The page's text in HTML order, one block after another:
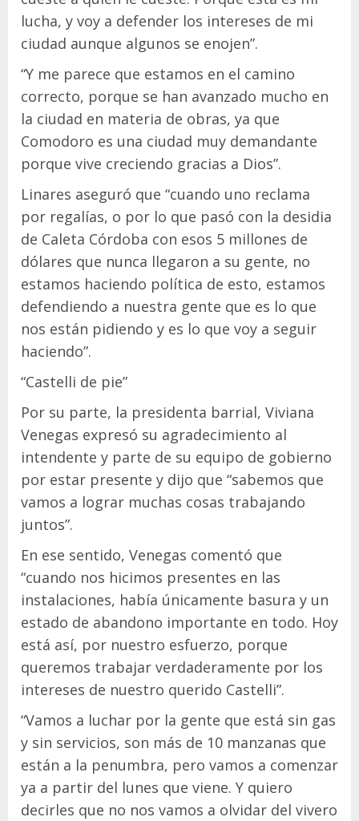
lucha, y voy a defender los intereses de mi
ciudad aunque algunos se enojen”.
“Y me parece que estamos en el camino
correcto, porque se han avanzado mucho en
la ciudad en materia de obras, ya que
Comodoro es una ciudad muy demandante
porque vive creciendo gracias a Dios”.
Linares aseguró que “cuando uno reclama
por regalías, o por lo que pasó con la desidia
de Caleta Córdoba con esos 5 millones de
dólares que nunca llegaron a su gente, no
estamos haciendo política de esto, estamos
defendiendo a nuestra gente que es lo que
nos están pidiendo y es lo que voy a seguir
haciendo”.
“Castelli de pie”
Por su parte, la presidenta barrial, Viviana
Venegas expresó su agradecimiento al
intendente y parte de su equipo de gobierno
por estar presente y dijo que “sabemos que
vamos a lograr muchas cosas trabajando
juntos”.
En ese sentido, Venegas comentó que
“cuando nos hicimos presentes en las
instalaciones, había únicamente basura y un
estado de abandono importante en todo. Hoy
está así, por nuestro esfuerzo, porque
queremos trabajar verdaderamente por los
intereses de nuestro querido Castelli”.
“Vamos a luchar por la gente que está sin gas
y sin servicios, son más de 10 manzanas que
están a la penumbra, pero vamos a comenzar
ya a partir del lunes que viene. Y quiero
decirles que no nos vamos a olvidar del vivero